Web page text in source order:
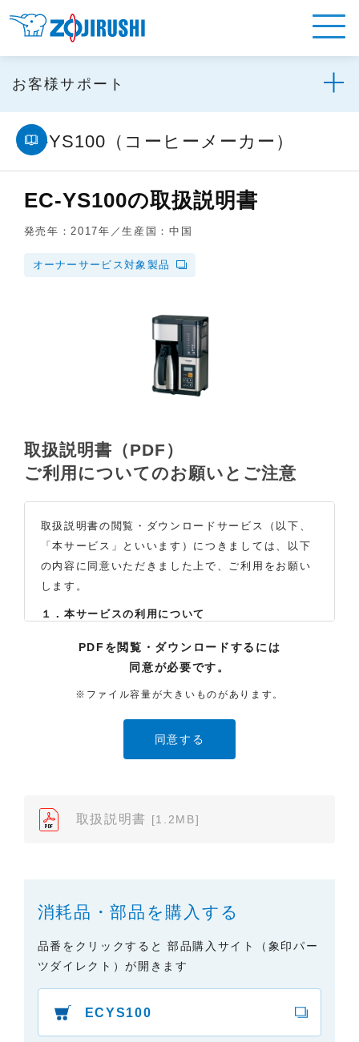
お客様サポート
EC-YS100（コーヒーメーカー）
EC-YS100の取扱説明書
発売年：2017年／生産国：中国
オーナーサービス対象製品
取扱説明書（PDF）
ご利用についてのお願いとご注意
取扱説明書の閲覧・ダウンロードサービス（以下、
「本サービス」といいます）につきましては、以下
の内容に同意いただきました上で、ご利用をお願い
します。
１．本サービスの利用について
の内容を、非営利目的かつ、個人的にご利用する場
合に限り、閲覧またはダウンロードすることができ
ます。それ以外の目的での閲覧またはダウンロード
たり、また、配布することはできません。
（2）本サイトでは、データ提供が可能な取扱説明書
売店、また弊社「お客様ご相談センター」まで、ご
依頼いただきますようお願いします（※）。ただ
（3）本サイトに掲載されている取扱説明書の対象機
ありますので、あらかじめご了承ください。
ている専用の製品（レンタル品）につきましては、
弊社「
PDFを閲覧・ダウンロードするには
同意が必要です。
※ファイル容量が大きいものがあります。
取扱説明書 [1.2MB]
消耗品・部品を購入する
品番をクリックすると 部品購入サイト（象印パー
ツダイレクト）が開きます
ECYS100